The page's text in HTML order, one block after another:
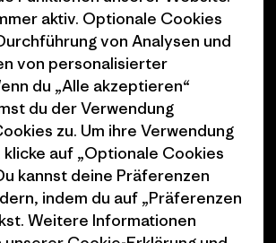
Industry program
Affiliate-Programm
Patagonia Österreich
Seitenverzeichnis
aktiv. Optionale Cookies
von Analysen und
von personalisierter
du „Alle akzeptieren“
du der Verwendung
zu. Um ihre Verwendung
klicke auf „Optionale Cookies
kannst deine Präferenzen
indem du auf „Präferenzen
Weitere Informationen